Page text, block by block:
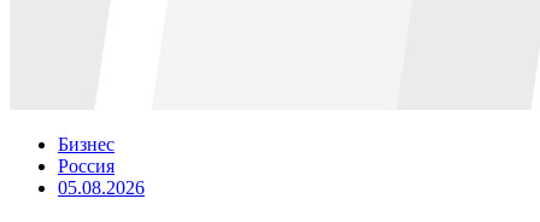
Бизнес
Россия
05.08.2026